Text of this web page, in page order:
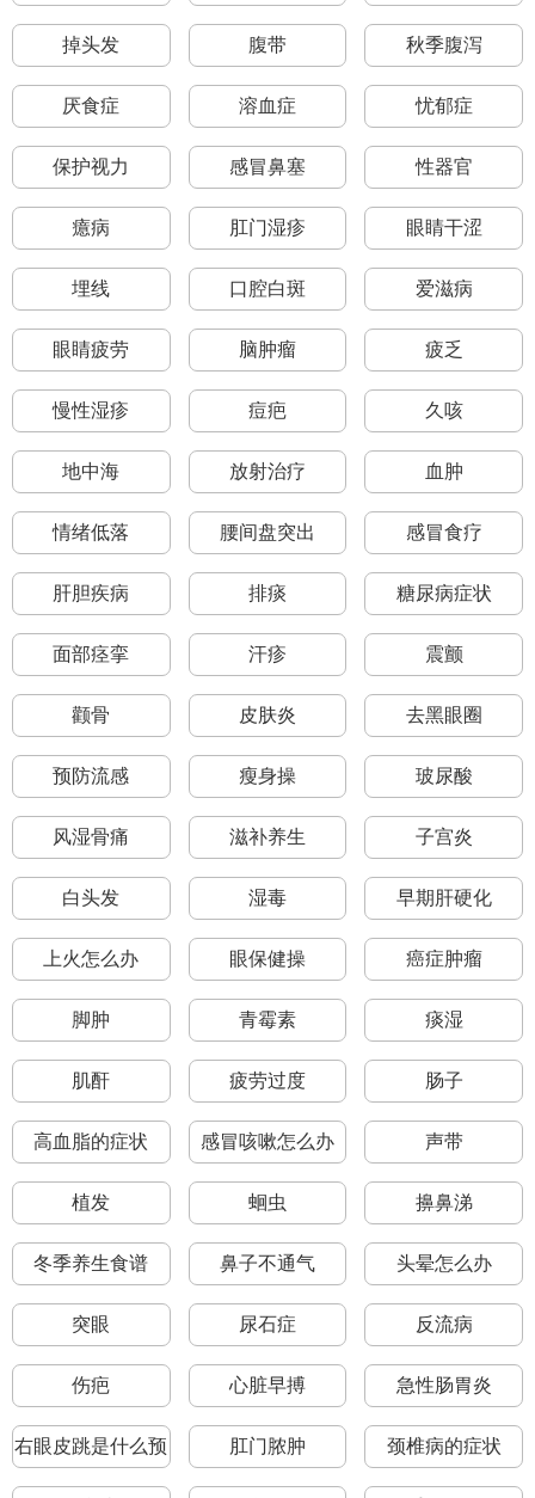
掉头发 腹带 秋季腹泻
厌食症 溶血症 忧郁症
保护视力 感冒鼻塞 性器官
癔病 肛门湿疹 眼睛干涩
埋线 口腔白斑 爱滋病
眼睛疲劳 脑肿瘤 疲乏
慢性湿疹 痘疤 久咳
地中海 放射治疗 血肿
情绪低落 腰间盘突出 感冒食疗
肝胆疾病 排痰 糖尿病症状
面部痉挛 汗疹 震颤
颧骨 皮肤炎 去黑眼圈
预防流感 瘦身操 玻尿酸
风湿骨痛 滋补养生 子宫炎
白头发 湿毒 早期肝硬化
上火怎么办 眼保健操 癌症肿瘤
脚肿 青霉素 痰湿
肌酐 疲劳过度 肠子
高血脂的症状 感冒咳嗽怎么办 声带
植发 蛔虫 擤鼻涕
冬季养生食谱 鼻子不通气 头晕怎么办
突眼 尿石症 反流病
伤疤 心脏早搏 急性肠胃炎
右眼皮跳是什么预
兆
肛门脓肿 颈椎病的症状